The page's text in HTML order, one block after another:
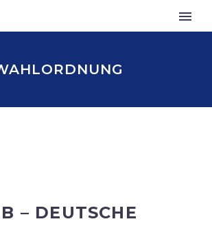
– DEUTSCHE